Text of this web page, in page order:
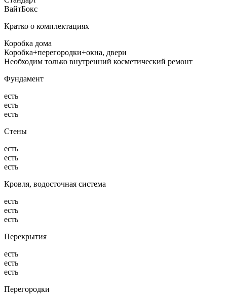
ВайтБокс
Кратко о комплектациях
Коробка дома
Коробка+перегородки+окна, двери
Необходим только внутренний косметический ремонт
Фундамент
есть
есть
есть
Стены
есть
есть
есть
Кровля, водосточная система
есть
есть
есть
Перекрытия
есть
есть
есть
Перегородки